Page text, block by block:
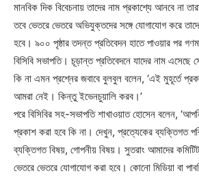
মানবিক দিক বিবেচনায় তাদের নাম প্রকাশ্যে আনবে না
তবে ভেতরে ভেতরে অভিযুক্তদের সঙ্গে যোগাযোগ করে
হবে। ৯০০ পৃষ্ঠার তদন্ত প্রতিবেদন হাতে পাওয়ার পর
বিসিবি সভাপতি। চূড়ান্ত প্রতিবেদনে যাদের নাম এসেছে
কি না এমন প্রশ্নের জবাবে বুলবুল বলেন, ‘এই মুহূর্তে
আমরা নেই। কিন্তু ইভেনচুয়ালি করব।’
পরে বিসিবির সহ-সভাপতি শাখাওয়াত হোসেন বলেন,
প্রকাশ করা হবে কি না। দেখুন, প্রত্যেকের ব্যক্তিগত
ব্যক্তিগত বিষয়, গোপনীয় বিষয়। সুতরাং আমাদের
ভেতরে ভেতরে যোগাযোগ করা হবে। কোনো মিডিয়া বা